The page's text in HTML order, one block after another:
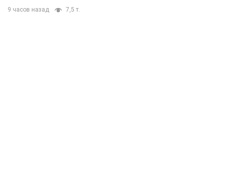
9 часов назад 7,5 т.